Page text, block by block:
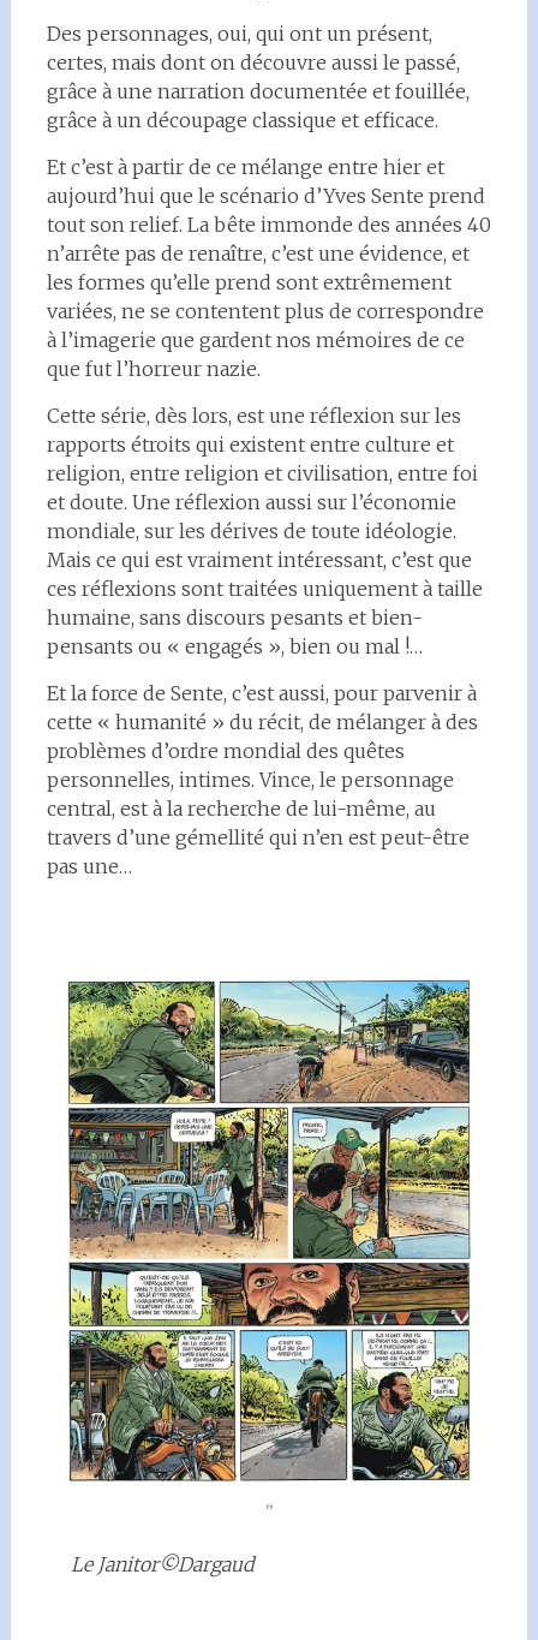
Des personnages, oui, qui ont un présent,
certes, mais dont on découvre aussi le passé,
grâce à une narration documentée et fouillée,
grâce à un découpage classique et efficace.
Et c’est à partir de ce mélange entre hier et
aujourd’hui que le scénario d’Yves Sente prend
tout son relief. La bête immonde des années 40
n’arrête pas de renaître, c’est une évidence, et
les formes qu’elle prend sont extrêmement
variées, ne se contentent plus de correspondre
à l’imagerie que gardent nos mémoires de ce
que fut l’horreur nazie.
Cette série, dès lors, est une réflexion sur les
rapports étroits qui existent entre culture et
religion, entre religion et civilisation, entre foi
et doute. Une réflexion aussi sur l’économie
mondiale, sur les dérives de toute idéologie.
Mais ce qui est vraiment intéressant, c’est que
ces réflexions sont traitées uniquement à taille
humaine, sans discours pesants et bien-
pensants ou « engagés », bien ou mal !…
Et la force de Sente, c’est aussi, pour parvenir à
cette « humanité » du récit, de mélanger à des
problèmes d’ordre mondial des quêtes
personnelles, intimes. Vince, le personnage
central, est à la recherche de lui-même, au
travers d’une gémellité qui n’en est peut-être
pas une…
Le Janitor©Dargaud